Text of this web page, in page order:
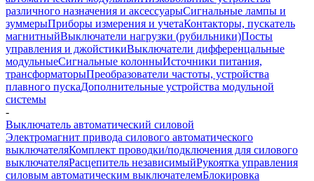
различного назначения и аксессуарыСигнальные лампы и
зуммерыПриборы измерения и учетаКонтакторы, пускатель
магнитныйВыключатели нагрузки (рубильники)Посты
управления и джойстикиВыключатели дифференцальные
модульныеСигнальные колонныИсточники питания,
трансформаторыПреобразователи частоты, устройства
плавного пускаДополнительные устройства модульной
системы
-
Выключатель автоматический силовой
Электромагнит привода силового автоматического
выключателяКомплект проводки/подключения для силового
выключателяРасцепитель независимыйРукоятка управления
силовым автоматическим выключателемБлокировка